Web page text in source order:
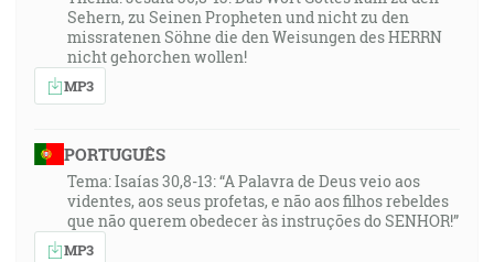
Sehern, zu Seinen Propheten und nicht zu den
missratenen Söhne die den Weisungen des HERRN
nicht gehorchen wollen!
MP3
PORTUGUÊS
Tema: Isaías 30,8-13: “A Palavra de Deus veio aos
videntes, aos seus profetas, e não aos filhos rebeldes
que não querem obedecer às instruções do SENHOR!”
MP3